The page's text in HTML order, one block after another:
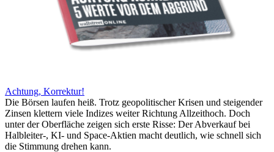
Achtung, Korrektur!
Die Börsen laufen heiß. Trotz geopolitischer Krisen und steigender
Zinsen klettern viele Indizes weiter Richtung Allzeithoch. Doch
unter der Oberfläche zeigen sich erste Risse: Der Abverkauf bei
Halbleiter-, KI- und Space-Aktien macht deutlich, wie schnell sich
die Stimmung drehen kann.